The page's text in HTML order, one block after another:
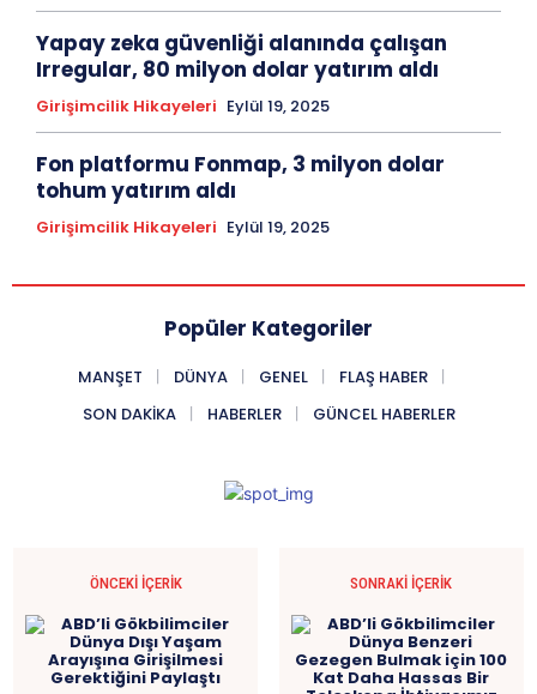
Yapay zeka güvenliği alanında çalışan
Irregular, 80 milyon dolar yatırım aldı
Girişimcilik Hikayeleri Eylül 19, 2025
Fon platformu Fonmap, 3 milyon dolar
tohum yatırım aldı
Girişimcilik Hikayeleri Eylül 19, 2025
Popüler Kategoriler
MANŞET DÜNYA GENEL
FLAŞ HABER
SON DAKIKA
HABERLER GÜNCEL HABERLER
ÖNCEKI İÇERIK SONRAKI İÇERIK